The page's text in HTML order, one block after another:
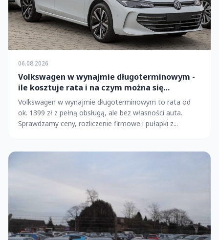
06.08.2026
Volkswagen w wynajmie długoterminowym -
ile kosztuje rata i na czym można się
przejechać?
Volkswagen w wynajmie długoterminowym to rata od
ok. 1399 zł z pełną obsługą, ale bez własności auta.
Sprawdzamy ceny, rozliczenie firmowe i pułapki z...